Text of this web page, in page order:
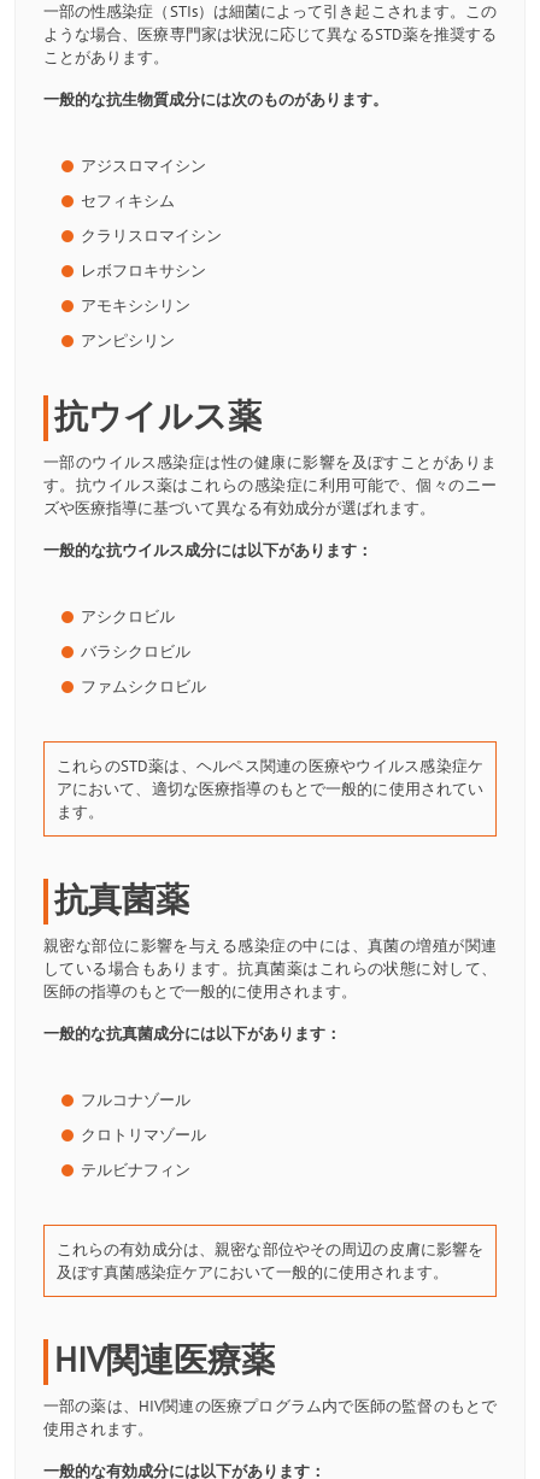
一部の性感染症（STIs）は細菌によって引き起こされます。この
ような場合、医療専門家は状況に応じて異なるSTD薬を推奨する
ことがあります。
一般的な抗生物質成分には次のものがあります。
アジスロマイシン
セフィキシム
クラリスロマイシン
レボフロキサシン
アモキシシリン
アンピシリン
抗ウイルス薬
一部のウイルス感染症は性の健康に影響を及ぼすことがありま
す。抗ウイルス薬はこれらの感染症に利用可能で、個々のニー
ズや医療指導に基づいて異なる有効成分が選ばれます。
一般的な抗ウイルス成分には以下があります：
アシクロビル
バラシクロビル
ファムシクロビル
これらのSTD薬は、ヘルペス関連の医療やウイルス感染症ケ
アにおいて、適切な医療指導のもとで一般的に使用されてい
ます。
抗真菌薬
親密な部位に影響を与える感染症の中には、真菌の増殖が関連
している場合もあります。抗真菌薬はこれらの状態に対して、
医師の指導のもとで一般的に使用されます。
一般的な抗真菌成分には以下があります：
フルコナゾール
クロトリマゾール
テルビナフィン
これらの有効成分は、親密な部位やその周辺の皮膚に影響を
及ぼす真菌感染症ケアにおいて一般的に使用されます。
HIV関連医療薬
一部の薬は、HIV関連の医療プログラム内で医師の監督のもとで
使用されます。
一般的な有効成分には以下があります：